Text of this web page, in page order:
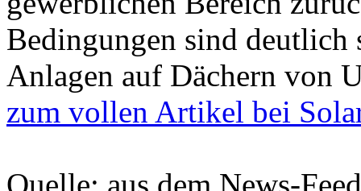
Bedingungen sind deutlich
Anlagen auf Dächern von
zum vollen Artikel bei
Quelle: aus dem News-